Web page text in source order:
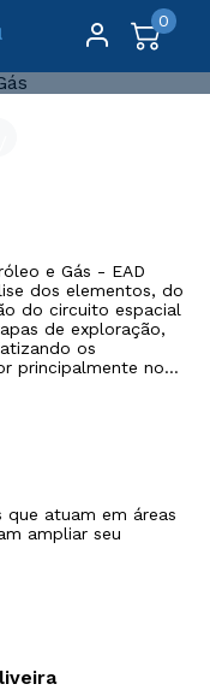
0
do
e Gás - EAD
dos elementos, do
do circuito espacial
de exploração,
os
principalmente no
continuada e
que atuam em áreas
ampliar seu